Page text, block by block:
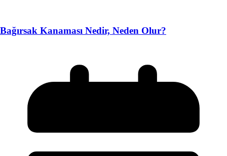
Bağırsak Kanaması Nedir, Neden Olur?